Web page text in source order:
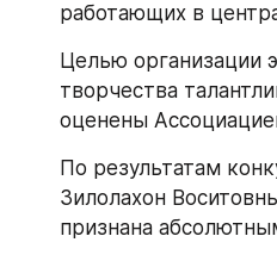
работающих в
Целью организации
творчества
оценены
По результатам
Зилолахон
признана